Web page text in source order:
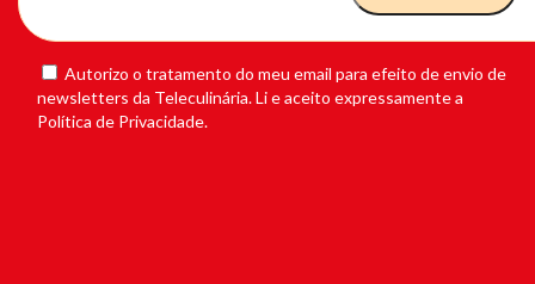
Autorizo o tratamento do meu email para efeito de envio de
newsletters da Teleculinária. Li e aceito expressamente a
Política de Privacidade.